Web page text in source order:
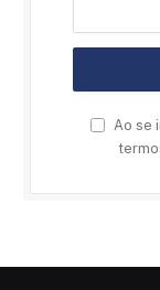
Ao se